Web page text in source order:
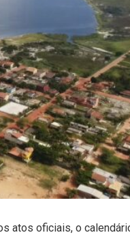
atos oficiais, o